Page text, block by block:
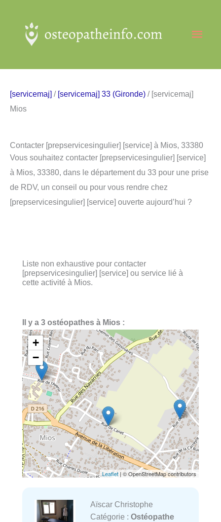
contenu
[servicemaj] / [servicemaj] 33 (Gironde) / [servicemaj]
Mios
Contacter [prepservicesingulier] [service] à Mios, 33380
Vous souhaitez contacter [prepservicesingulier] [service]
à Mios, 33380, dans le département du 33 pour une prise
de RDV, un conseil ou pour vous rendre chez
[prepservicesingulier] [service] ouverte aujourd’hui ?
Liste non exhaustive pour contacter
[prepservicesingulier] [service] ou service lié à
cette activité à Mios.
Il y a 3 ostéopathes à Mios :
+
−
Leaflet | © OpenStreetMap contributors
Aïscar Christophe
Catégorie : Ostéopathe